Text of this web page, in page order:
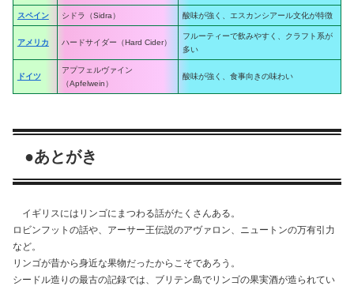
スペイン シドラ（Sidra） 酸味が強く、エスカンシアール文化が特徴
アメリカ ハードサイダー（Hard Cider）
フルーティーで飲みやすく、クラフト系が
多い
ドイツ
アプフェルヴァイン
（Apfelwein）
酸味が強く、食事向きの味わい
●あとがき
イギリスにはリンゴにまつわる話がたくさんある。
ロビンフットの話や、アーサー王伝説のアヴァロン、ニュートンの万有引力
など。
リンゴが昔から身近な果物だったからこそであろう。
シードル造りの最古の記録では、ブリテン島でリンゴの果実酒が造られてい